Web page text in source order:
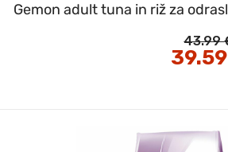
Gemon adult tuna in riž za
43.99
Izvirna
cena
39.59